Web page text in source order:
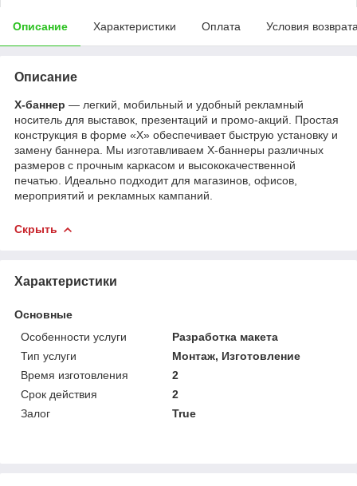
Описание Характеристики Оплата Условия
Описание
X-баннер — легкий, мобильный и удобный рекламный
носитель для выставок, презентаций и промо-акций. Простая
конструкция в форме «X» обеспечивает быструю установку и
замену баннера. Мы изготавливаем X-баннеры различных
размеров с прочным каркасом и высококачественной
печатью. Идеально подходит для магазинов, офисов,
мероприятий и рекламных кампаний.
Скрыть
Характеристики
Основные
Особенности услуги
Разработка макета
Тип услуги
Монтаж, Изготовление
Время изготовления
2
Срок действия
2
Залог
True